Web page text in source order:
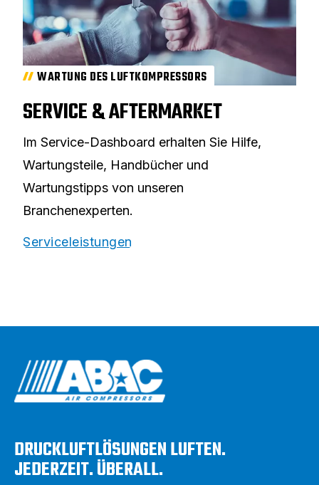
WARTUNG DES LUFTKOMPRESSORS
SERVICE & AFTERMARKET
Im Service-Dashboard erhalten Sie Hilfe,
Wartungsteile, Handbücher und
Wartungstipps von unseren
Branchenexperten.
Serviceleistungen
DRUCKLUFTLÖSUNGEN LUFTEN.
JEDERZEIT. ÜBERALL.